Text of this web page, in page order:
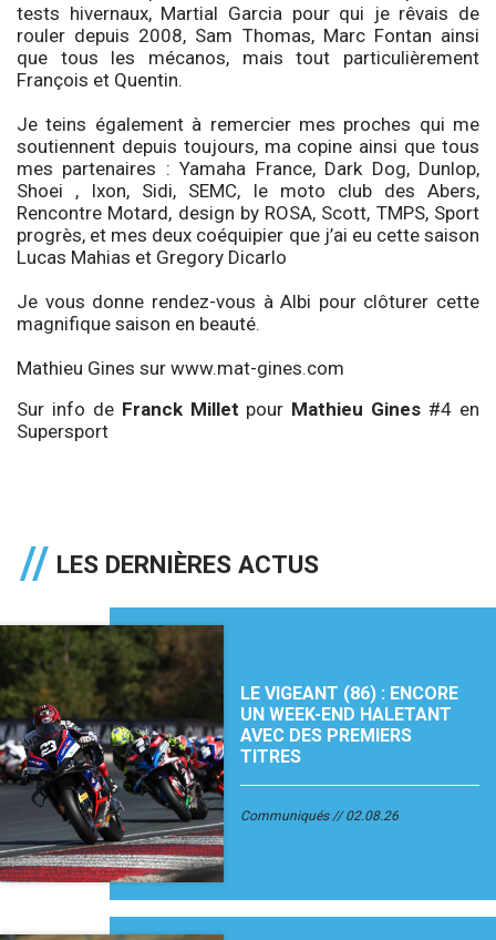
tests hivernaux, Martial Garcia pour qui je rêvais de
rouler depuis 2008, Sam Thomas, Marc Fontan ainsi
que tous les mécanos, mais tout particulièrement
François et Quentin.
Je teins également à remercier mes proches qui me
soutiennent depuis toujours, ma copine ainsi que tous
mes partenaires : Yamaha France, Dark Dog, Dunlop,
Shoei , Ixon, Sidi, SEMC, le moto club des Abers,
Rencontre Motard, design by ROSA, Scott, TMPS, Sport
progrès, et mes deux coéquipier que j’ai eu cette saison
Lucas Mahias et Gregory Dicarlo
Je vous donne rendez-vous à Albi pour clôturer cette
magnifique saison en beauté.
Mathieu Gines sur www.mat-gines.com
Sur info de Franck Millet pour Mathieu Gines #4 en
Supersport
LES DERNIÈRES ACTUS
LE VIGEANT (86) : ENCORE
UN WEEK-END HALETANT
AVEC DES PREMIERS
TITRES
Communiqués 02.08.26